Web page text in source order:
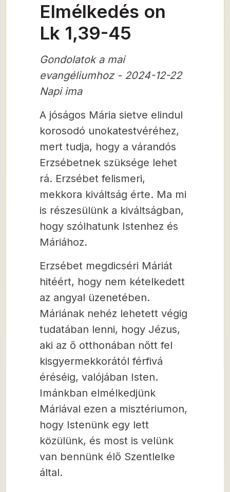
Elmélkedés on
Lk 1,39-45
Gondolatok a mai
evangéliumhoz - 2024-12-22
Napi ima
A jóságos Mária sietve elindul
korosodó unokatestvéréhez,
mert tudja, hogy a várandós
Erzsébetnek szüksége lehet
rá. Erzsébet felismeri,
mekkora kiváltság érte. Ma mi
is részesülünk a kiváltságban,
hogy szólhatunk Istenhez és
Máriához.
Erzsébet megdicséri Máriát
hitéért, hogy nem kételkedett
az angyal üzenetében.
Máriának nehéz lehetett végig
tudatában lenni, hogy Jézus,
aki az ő otthonában nőtt fel
kisgyermekkorától férfivá
éréséig, valójában Isten.
Imánkban elmélkedjünk
Máriával ezen a misztériumon,
hogy Istenünk egy lett
közülünk, és most is velünk
van bennünk élő Szentlelke
által.